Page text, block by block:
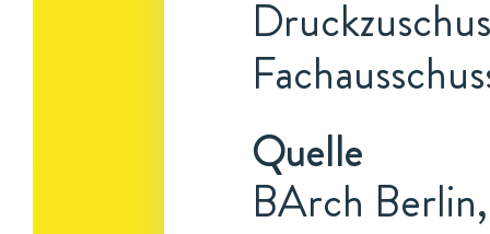
Quelle
BArch